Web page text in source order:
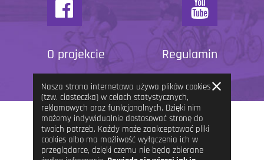
O projekcie Regulamin
Nasza strona internetowa używa plików cookies
(tzw. ciasteczka) w celach statystycznych,
reklamowych oraz funkcjonalnych. Dzięki nim
możemy indywidualnie dostosować stronę do
twoich potrzeb. Każdy może zaakceptować pliki
cookies albo ma możliwość wyłączenia ich w
przeglądarce, dzięki czemu nie będą zbierane